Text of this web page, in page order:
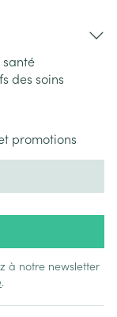
des soins
promotions
à notre newsletter
.